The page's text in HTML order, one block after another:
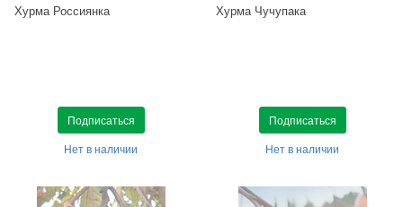
Хурма Россиянка
Подписаться
Нет в наличии
Хурма Чучупака
Подписаться
Нет в наличии